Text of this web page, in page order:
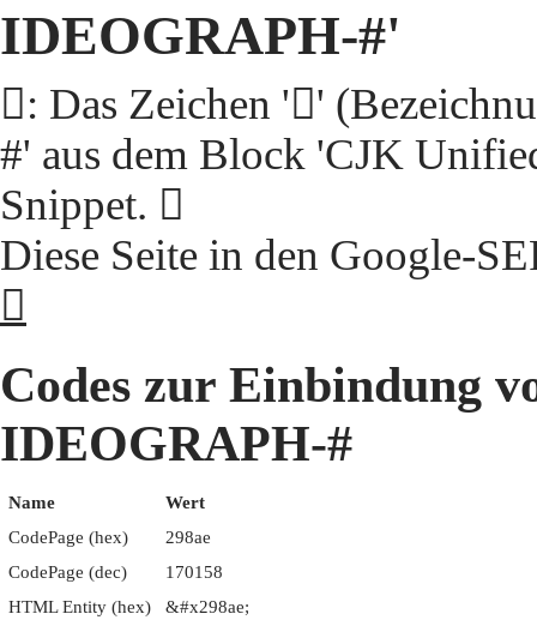
IDEOGRAPH-#'
𩢮: Das Zeichen '𩢮'
#' aus dem Block 'CJK
Snippet. 𩢮
Diese Seite in den Google-
𩢮
Codes zur Einbindung
IDEOGRAPH-#
Name
Wert
CodePage (hex)
298ae
CodePage (dec)
170158
HTML Entity (hex)
&#x298ae;